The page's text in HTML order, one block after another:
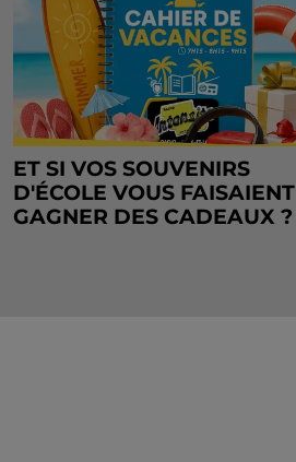
ET SI VOS SOUVENIRS
D'ÉCOLE VOUS FAISAIENT
GAGNER DES CADEAUX ?